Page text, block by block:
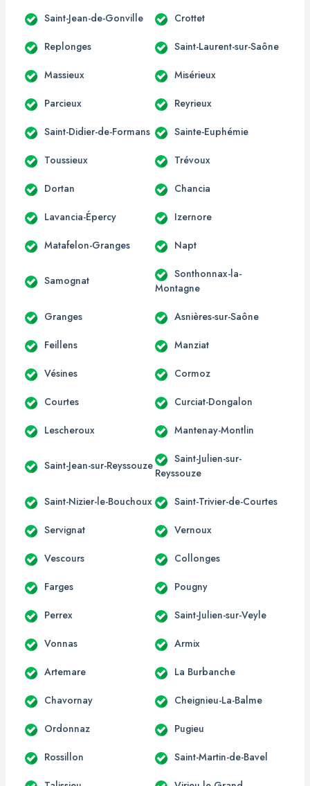
Saint-Jean-de-Gonville Crottet
Replonges Saint-Laurent-sur-Saône
Massieux Misérieux
Parcieux Reyrieux
Saint-Didier-de-Formans Sainte-Euphémie
Toussieux Trévoux
Dortan Chancia
Lavancia-Épercy Izernore
Matafelon-Granges Napt
Samognat
Sonthonnax-la-
Montagne
Granges Asnières-sur-Saône
Feillens Manziat
Vésines Cormoz
Courtes Curciat-Dongalon
Lescheroux Mantenay-Montlin
Saint-Jean-sur-Reyssouze
Saint-Julien-sur-
Reyssouze
Saint-Nizier-le-Bouchoux Saint-Trivier-de-Courtes
Servignat Vernoux
Vescours Collonges
Farges Pougny
Perrex Saint-Julien-sur-Veyle
Vonnas Armix
Artemare La Burbanche
Chavornay Cheignieu-La-Balme
Ordonnaz Pugieu
Rossillon Saint-Martin-de-Bavel